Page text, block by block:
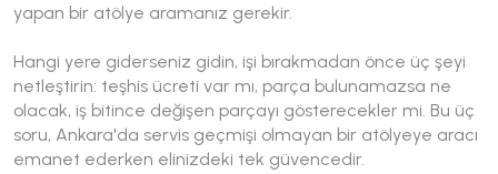
yapan bir atölye aramanız gerekir.
Hangi yere giderseniz gidin, işi bırakmadan önce üç şeyi
netleştirin: teşhis ücreti var mı, parça bulunamazsa ne
olacak, iş bitince değişen parçayı gösterecekler mi. Bu üç
soru, Ankara'da servis geçmişi olmayan bir atölyeye aracı
emanet ederken elinizdeki tek güvencedir.